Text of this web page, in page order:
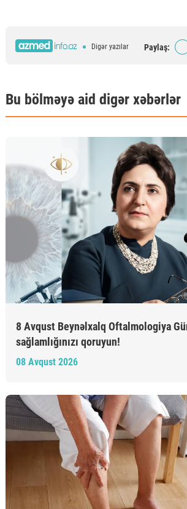
Digər yazılar Paylaş:
Bu bölməyə aid digər xəbərlər
8 Avqust Beynəlxalq Oftalmologiya
sağlamlığınızı qoruyun!
08 Avqust 2026